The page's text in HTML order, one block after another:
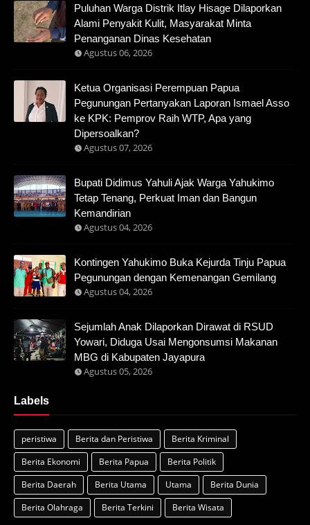
Puluhan Warga Distrik Itlay Hisage Dilaporkan
Alami Penyakit Kulit, Masyarakat Minta
Penanganan Dinas Kesehatan
Agustus 06, 2026
Ketua Organisasi Perempuan Papua
Pegunungan Pertanyakan Laporan Ismael Asso
ke KPK: Pemprov Raih WTP, Apa yang
Dipersoalkan?
Agustus 07, 2026
Bupati Didimus Yahuli Ajak Warga Yahukimo
Tetap Tenang, Perkuat Iman dan Bangun
Kemandirian
Agustus 04, 2026
Kontingen Yahukimo Buka Kejurda Tinju Papua
Pegunungan dengan Kemenangan Gemilang
Agustus 04, 2026
Sejumlah Anak Dilaporkan Dirawat di RSUD
Yowari, Diduga Usai Mengonsumsi Makanan
MBG di Kabupaten Jayapura
Agustus 05, 2026
Labels
peristiwa Berita dan Peristiwa
Berita Kriminal
Berita Ekonomi
Berita Papua
Berita Politik
Berita Daerah
Berita Utama Utama
Berita Dunia
Berita Olahraga
Berita Terkini Berita Wisata